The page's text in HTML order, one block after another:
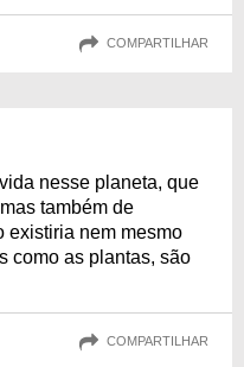
COMPARTILHAR
nesse planeta, que
também de
existiria nem mesmo
como as plantas, são
COMPARTILHAR